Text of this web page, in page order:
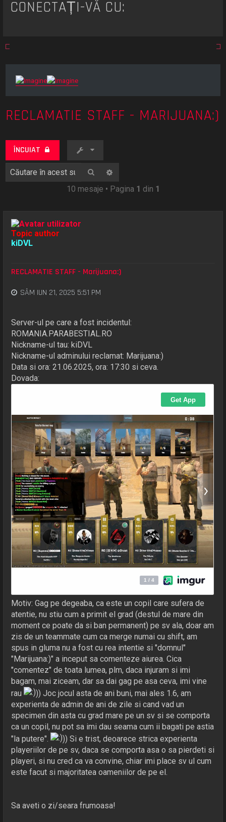
CONECTAȚI-VĂ CU:
RECLAMATIE STAFF - MARIJUANA:)
ÎNCUIAT
Căutare
10 mesaje • Pagina 1 din 1
Topic author
kiDVL
RECLAMATIE STAFF - Marijuana:)
SÂM IUN 21, 2025 5:51 PM
Server-ul pe care a fost incidentul:
ROMANIA.PARABESTIAL.RO
Nickname-ul tau: kiDVL
Nickname-ul adminului reclamat: Marijuana:)
Data si ora: 21.06.2025, ora: 17:30 si ceva.
Dovada:
Motiv: Gag pe degeaba, ca este un copil care sufera de
atentie, nu stiu cum a primit el grad (destul de mare din
moment ce poate da si ban permanent) pe sv ala, doar am
zis de un teammate cum ca merge numai cu shift, am
spus in gluma nu a fost cu rea intentie si "domnul"
"Marijuana:)" a inceput sa comenteze aiurea. Cica
"comentez" de toata lumea, plm, daca injuram si imi
bagam, mai ziceam, dar sa dai gag pe asa ceva, imi vine
rau
)) Joc jocul asta de ani buni, mai ales 1.6, am
experienta de admin de ani de zile si cand vad un
specimen din asta cu grad mare pe un sv si se comporta
ca un copil, nu pot sa imi dau seama cum ii bagati pe astia
"la putere".
)) Si e trist, deoarece strica experienta
playeriilor de pe sv, daca se comporta asa o sa pierdeti si
playeri, si nu cred ca va convine, chiar imi place sv ul cum
este facut si majoritatea oameniilor de pe el.
Sa aveti o zi/seara frumoasa!